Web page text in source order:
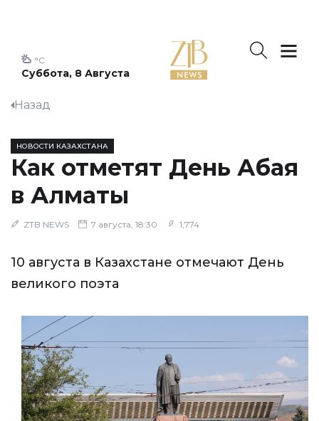
Суббота, 8 Августа
°C
Назад
НОВОСТИ КАЗАХСТАНА
Как отметят День Абая
в Алматы
ZTB NEWS 7 августа, 18:30 1,774
10 августа в Казахстане отмечают День
великого поэта